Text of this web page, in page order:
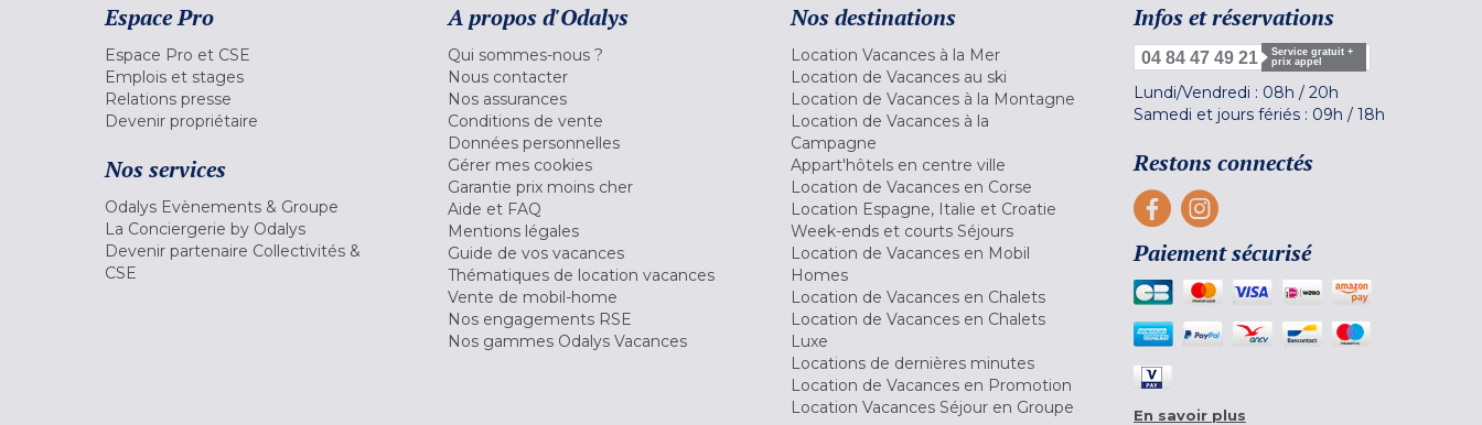
Espace Pro
Espace Pro et CSE
Emplois et stages
Relations presse
Devenir propriétaire
Nos services
Odalys Evènements & Groupe
La Conciergerie by Odalys
Devenir partenaire Collectivités &
CSE
A propos d'Odalys
Qui sommes-nous ?
Nous contacter
Nos assurances
Conditions de vente
Données personnelles
Gérer mes cookies
Garantie prix moins cher
Aide et FAQ
Mentions légales
Guide de vos vacances
Thématiques de location vacances
Vente de mobil-home
Nos engagements RSE
Nos gammes Odalys Vacances
Nos destinations
Location Vacances à la Mer
Location de Vacances au ski
Location de Vacances à la Montagne
Location de Vacances à la
Campagne
Appart'hôtels en centre ville
Location de Vacances en Corse
Location Espagne, Italie et Croatie
Week-ends et courts Séjours
Location de Vacances en Mobil
Homes
Location de Vacances en Chalets
Location de Vacances en Chalets
Luxe
Locations de dernières minutes
Location de Vacances en Promotion
Location Vacances Séjour en Groupe
Infos et réservations
04 84 47 49 21
Service gratuit +
prix appel
Lundi/Vendredi : 08h / 20h
Samedi et jours fériés : 09h / 18h
Restons connectés
Paiement sécurisé
En savoir plus